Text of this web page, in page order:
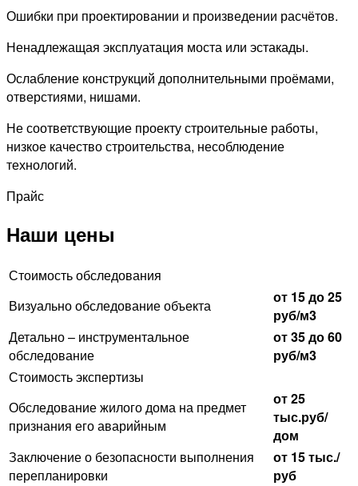
Ошибки при проектировании и произведении расчётов.
Ненадлежащая эксплуатация моста или эстакады.
Ослабление конструкций дополнительными проёмами,
отверстиями, нишами.
Не соответствующие проекту строительные работы,
низкое качество строительства, несоблюдение
технологий.
Прайс
Наши цены
Стоимость обследования
Визуально обследование объекта
от 15 до 25
руб/м3
Детально – инструментальное
обследование
от 35 до 60
руб/м3
Стоимость экспертизы
Обследование жилого дома на предмет
признания его аварийным
от 25
тыс.руб/
дом
Заключение о безопасности выполнения
перепланировки
от 15 тыс./
руб